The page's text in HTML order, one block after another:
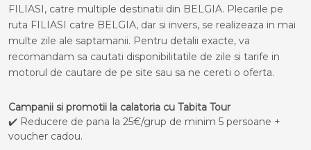
FILIASI, catre multiple destinatii din BELGIA. Plecarile pe
ruta FILIASI catre BELGIA, dar si invers, se realizeaza in mai
multe zile ale saptamanii. Pentru detalii exacte, va
recomandam sa cautati disponibilitatile de zile si tarife in
motorul de cautare de pe site sau sa ne cereti o oferta.
Campanii si promotii la calatoria cu Tabita Tour
✔️ Reducere de pana la 25€/grup de minim 5 persoane +
voucher cadou.